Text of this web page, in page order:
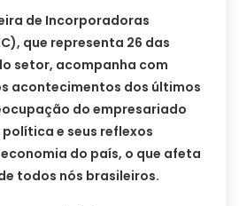
de Incorporadoras
que representa 26 das
setor, acompanha com
acontecimentos dos últimos
do empresariado
e seus reflexos
do país, o que afeta
todos nós brasileiros.